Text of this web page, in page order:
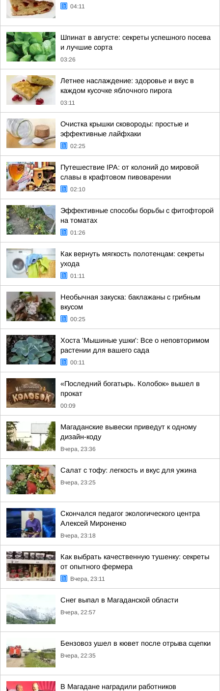
04:11
Шпинат в августе: секреты успешного посева
и лучшие сорта
03:26
Летнее наслаждение: здоровье и вкус в
каждом кусочке яблочного пирога
03:11
Очистка крышки сковороды: простые и
эффективные лайфхаки
02:25
Путешествие IPA: от колоний до мировой
славы в крафтовом пивоварении
02:10
Эффективные способы борьбы с фитофторой
на томатах
01:26
Как вернуть мягкость полотенцам: секреты
ухода
01:11
Необычная закуска: баклажаны с грибным
вкусом
00:25
Хоста 'Мышиные ушки': Все о неповторимом
растении для вашего сада
00:11
«Последний богатырь. Колобок» вышел в
прокат
00:09
Магаданские вывески приведут к одному
дизайн-коду
Вчера, 23:36
Салат с тофу: легкость и вкус для ужина
Вчера, 23:25
Скончался педагог экологического центра
Алексей Мироненко
Вчера, 23:18
Как выбрать качественную тушенку: секреты
от опытного фермера
Вчера, 23:11
Снег выпал в Магаданской области
Вчера, 22:57
Бензовоз ушел в кювет после отрыва сцепки
Вчера, 22:35
В Магадане наградили работников